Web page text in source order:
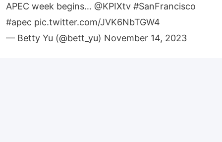
APEC week begins… @KPIXtv #SanFrancisco
#apec pic.twitter.com/JVK6NbTGW4
— Betty Yu (@bett_yu) November 14, 2023